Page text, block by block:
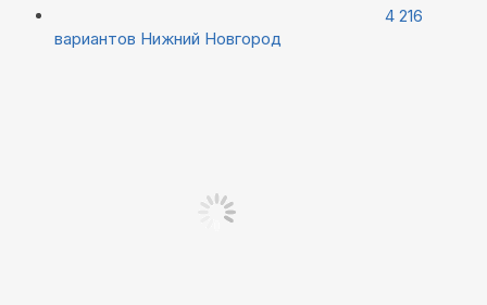
4 216
вариантов Нижний Новгород